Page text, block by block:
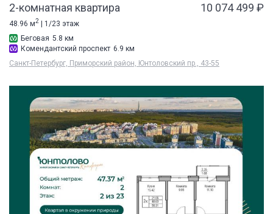
2-комнатная квартира 10 074 499 ₽
48.96 м2 | 1/23 этаж
Беговая 5.8 км
Комендантский проспект 6.9 км
Санкт-Петербург, Приморский район, Юнтоловский пр., 43-55